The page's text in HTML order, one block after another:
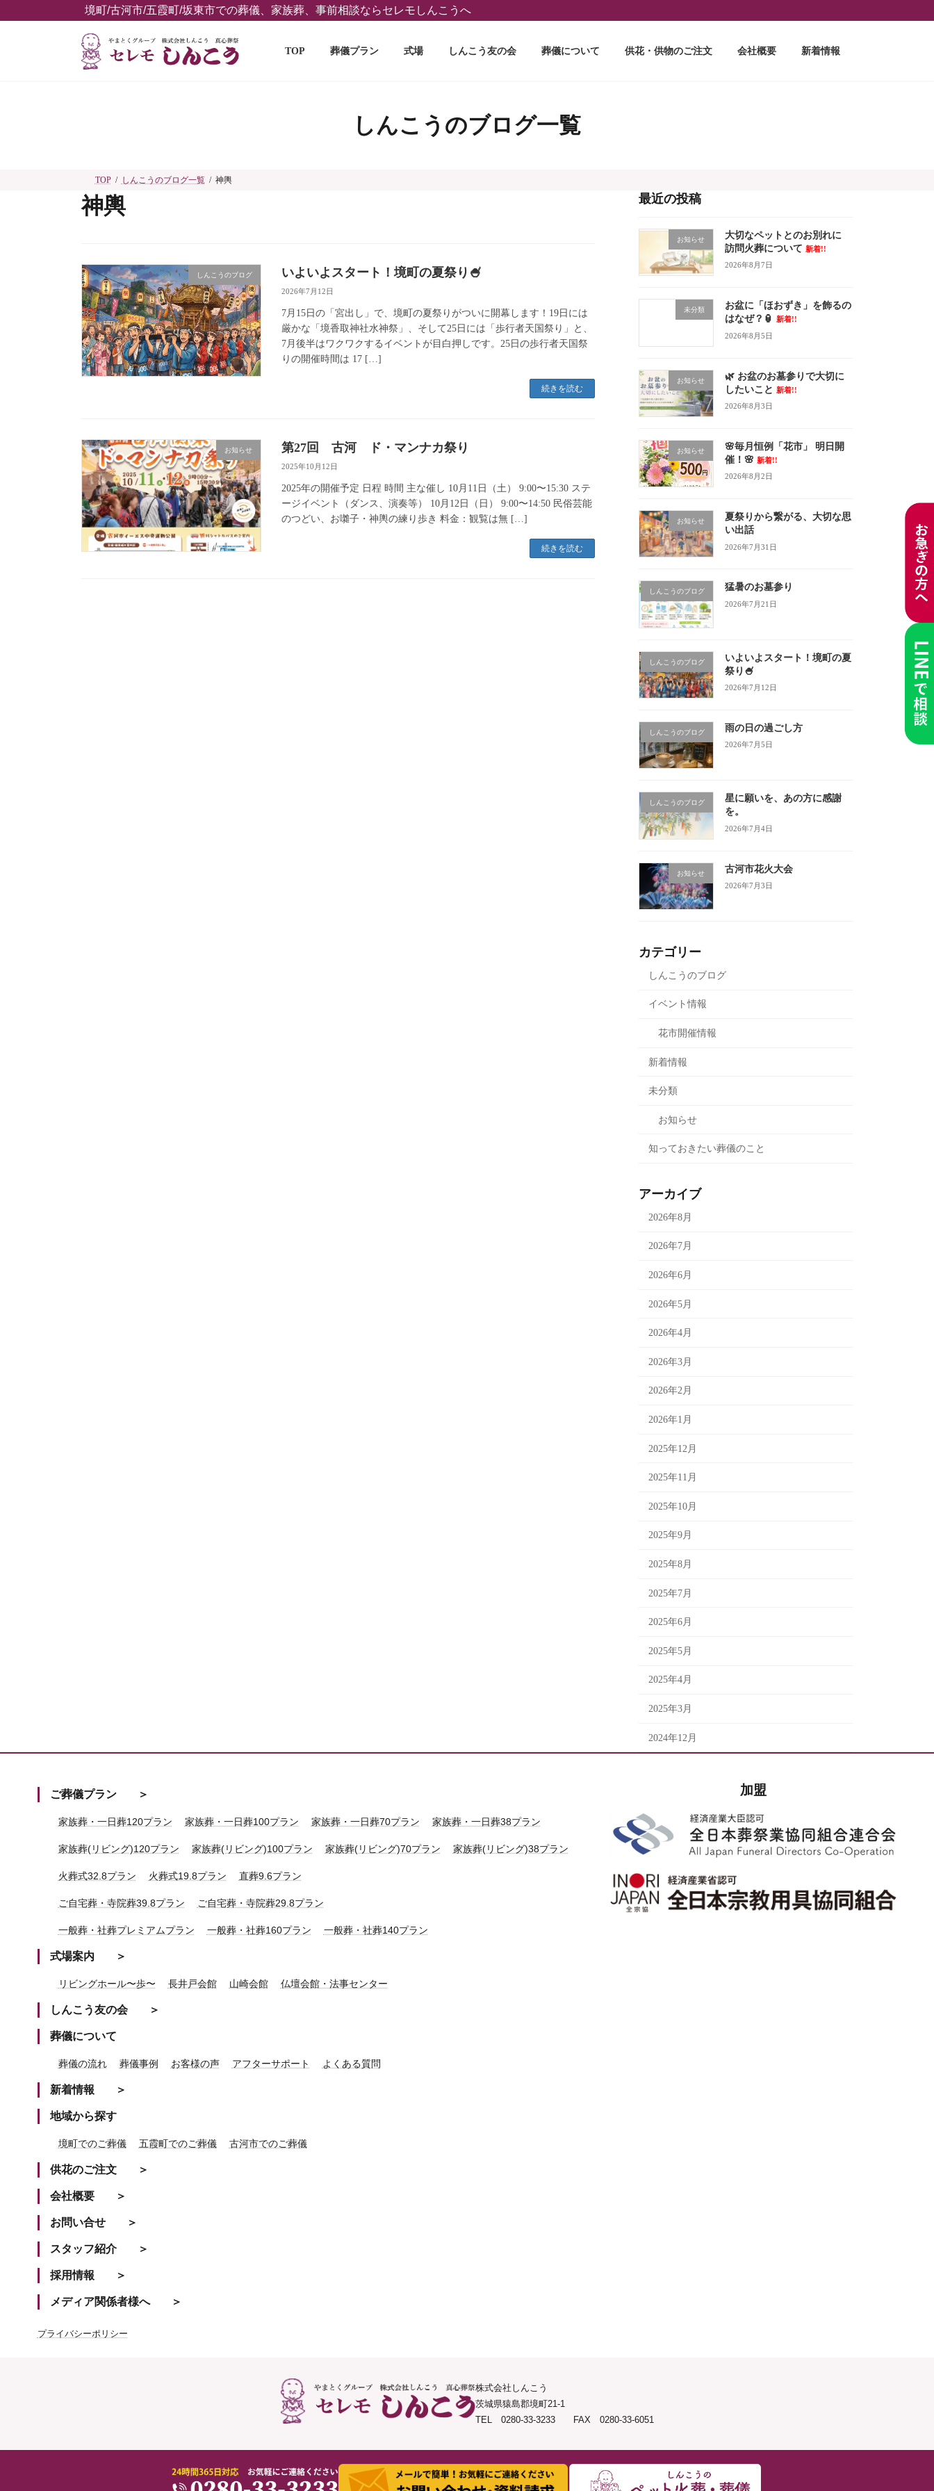
ン
ビ
境町/古河市/五霞町/坂東市での葬儀、家族葬、事前相談ならセレモしんこうへ
TOP 葬儀プラン 式場 しんこう友の会 葬儀について 供花・供物のご注文 会社概要 新着情報
しんこうのブログ一覧
TOP しんこうのブログ一覧 神輿
神輿
しんこうのブログ いよいよスタート！境町の夏祭り🍧
2026年7月12日
7月15日の「宮出し」で、境町の夏祭りがついに開幕します！19日には
厳かな「境香取神社水神祭」、そして25日には「歩行者天国祭り」と、
7月後半はワクワクするイベントが目白押しです。25日の歩行者天国祭
りの開催時間は 17 […]
続きを読む
お知らせ 第27回 古河 ド・マンナカ祭り
2025年10月12日
2025年の開催予定 日程 時間 主な催し 10月11日（土） 9:00〜15:30 ステ
ージイベント（ダンス、演奏等） 10月12日（日） 9:00〜14:50 民俗芸能
のつどい、お囃子・神輿の練り歩き 料金：観覧は無 […]
続きを読む
最近の投稿
お知らせ
大切なペットとのお別れに
訪問火葬について 新着!!
2026年8月7日
未分類
お盆に「ほおずき」を飾るの
はなぜ？🏮
新着!!
2026年8月5日
お知らせ
🌿 お盆のお墓参りで大切に
したいこと 新着!!
2026年8月3日
お知らせ
🌸毎月恒例「花市」 明日開
催！🌸 新着!!
2026年8月2日
お知らせ
夏祭りから繋がる、大切な思
い出話
2026年7月31日
しんこうのブログ 猛暑のお墓参り
2026年7月21日
しんこうのブログ
いよいよスタート！境町の夏
祭り🍧
2026年7月12日
しんこうのブログ 雨の日の過ごし方
2026年7月5日
しんこうのブログ
星に願いを、あの方に感謝
を。
2026年7月4日
お知らせ 古河市花火大会
2026年7月3日
カテゴリー
しんこうのブログ
イベント情報
花市開催情報
新着情報
未分類
お知らせ
知っておきたい葬儀のこと
アーカイブ
2026年8月
2026年7月
2026年6月
2026年5月
2026年4月
2026年3月
2026年2月
2026年1月
2025年12月
2025年11月
2025年10月
2025年9月
2025年8月
2025年7月
2025年6月
2025年5月
2025年4月
2025年3月
2024年12月
ご葬儀プラン
家族葬・一日葬120プラン 家族葬・一日葬100プラン 家族葬・一日葬70プラン 家族葬・一日葬38プラン
家族葬(リビング)120プラン 家族葬(リビング)100プラン 家族葬(リビング)70プラン 家族葬(リビング)38プラン
火葬式32.8プラン 火葬式19.8プラン 直葬9.6プラン
ご自宅葬・寺院葬39.8プラン ご自宅葬・寺院葬29.8プラン
一般葬・社葬プレミアムプラン 一般葬・社葬160プラン 一般葬・社葬140プラン
式場案内
リビングホール〜歩〜 長井戸会館 山崎会館 仏壇会館・法事センター
しんこう友の会
葬儀について
葬儀の流れ 葬儀事例 お客様の声 アフターサポート よくある質問
新着情報
地域から探す
境町でのご葬儀 五霞町でのご葬儀 古河市でのご葬儀
供花のご注文
会社概要
お問い合せ
スタッフ紹介
採用情報
メディア関係者様へ
プライバシーポリシー
加盟
株式会社しんこう
茨城県猿島郡境町21-1
TEL 0280-33-3233 FAX 0280-33-6051